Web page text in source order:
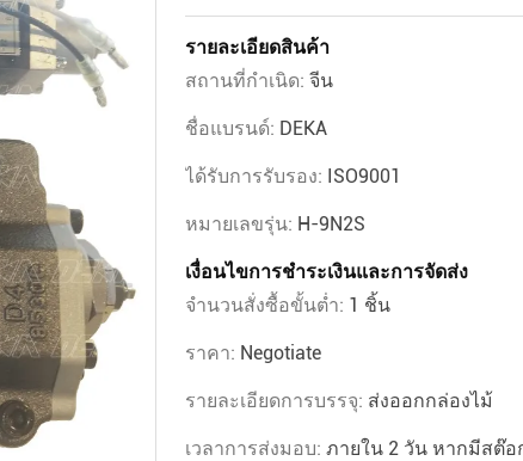
รายละเอียดสินค้า
สถานที่กำเนิด: จีน
ชื่อแบรนด์: DEKA
ได้รับการรับรอง: ISO9001
หมายเลขรุ่น: H-9N2S
เงื่อนไขการชำระเงินและการจัดส่ง
จำนวนสั่งซื้อขั้นต่ำ: 1 ชิ้น
ราคา: Negotiate
รายละเอียดการบรรจุ: ส่งออกกล่องไม้
เวลาการส่งมอบ: ภายใน 2 วัน หากมีสต๊